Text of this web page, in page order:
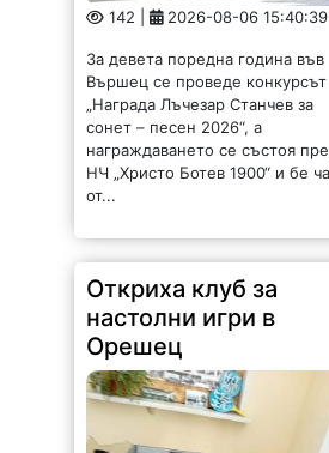
Откриха клуб за
настолни игри в
Орешец